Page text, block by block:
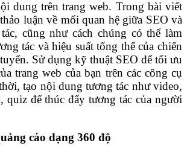
dung trên trang web. Trong bài viết
luận về mối quan hệ giữa SEO và
cũng như cách chúng có thể làm
tác và hiệu suất tổng thể của chiến
Sử dụng kỹ thuật SEO để tối ưu
trang web của bạn trên các công cụ
tạo nội dung tương tác như video,
quiz để thúc đẩy tương tác của người
cáo dạng 360 độ